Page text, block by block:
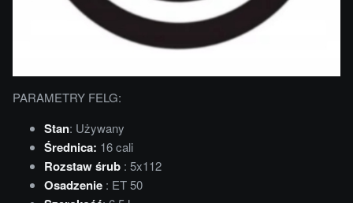
PARAMETRY FELG:
Stan: Używany
Średnica: 16 cali
Rozstaw śrub : 5x112
Osadzenie : ET 50